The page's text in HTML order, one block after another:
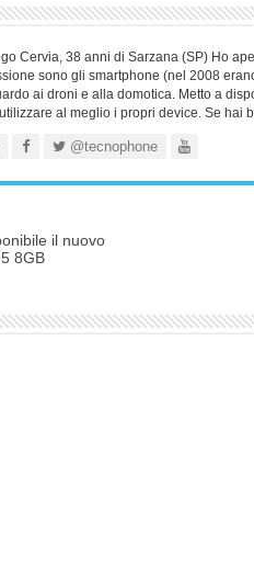
Cervia, 38 anni di Sarzana (SP) Ho
sono gli smartphone (nel 2008
ai droni e alla domotica. Metto a
al meglio i propri device. Se hai
@tecnophone
il nuovo
8GB